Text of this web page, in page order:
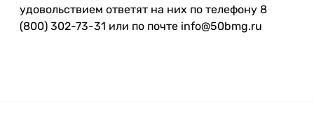
удовольствием ответят на них по телефону 8
(800) 302-73-31 или по почте info@50bmg.ru